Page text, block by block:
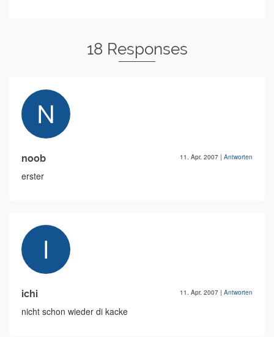
18 Responses
noob 11. Apr. 2007 | Antworten
erster
ichi 11. Apr. 2007 | Antworten
nicht schon wieder di kacke